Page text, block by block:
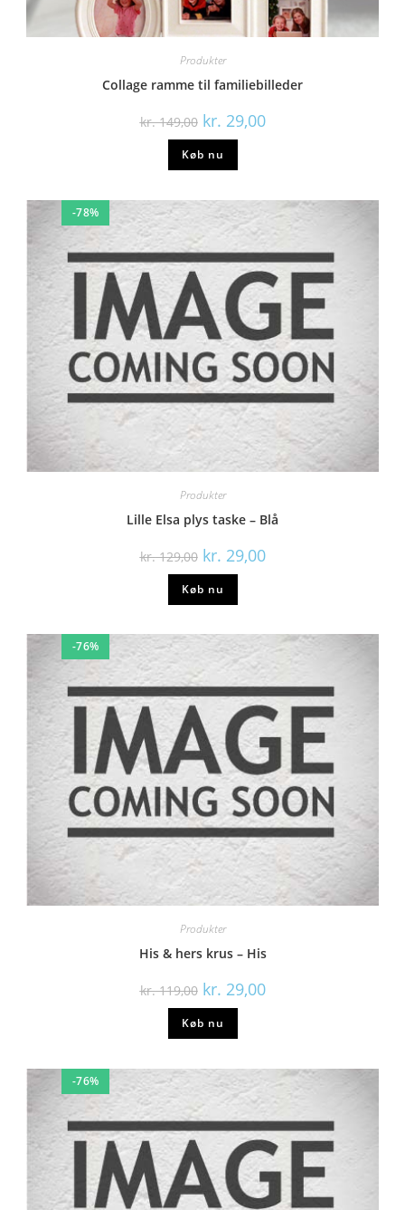
Produkter
Collage ramme til familiebilleder
kr.149,00 kr. 29,00
Køb nu
-78%
Produkter
Lille Elsa plys taske – Blå
kr.129,00 kr. 29,00
Køb nu
-76%
Produkter
His & hers krus – His
kr.119,00 kr. 29,00
Køb nu
-76%